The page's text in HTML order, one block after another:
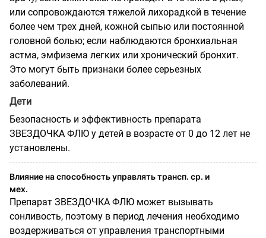
или сопровождаются тяжелой лихорадкой в течение
более чем трех дней, кожной сыпью или постоянной
головной болью; если наблюдаются бронхиальная
астма, эмфизема легких или хронический бронхит.
Это могут быть признаки более серьезных
заболеваний.
Дети
Безопасность и эффективность препарата
ЗВЕЗДОЧКА ФЛЮ у детей в возрасте от 0 до 12 лет не
установлены.
Влияние на способность управлять трансп. ср. и
мех.
Препарат ЗВЕЗДОЧКА ФЛЮ может вызывать
сонливость, поэтому в период лечения необходимо
воздерживаться от управления транспортными